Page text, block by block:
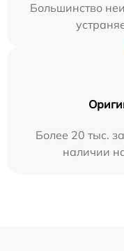
Большинство
Более 20 тыс.
наличии